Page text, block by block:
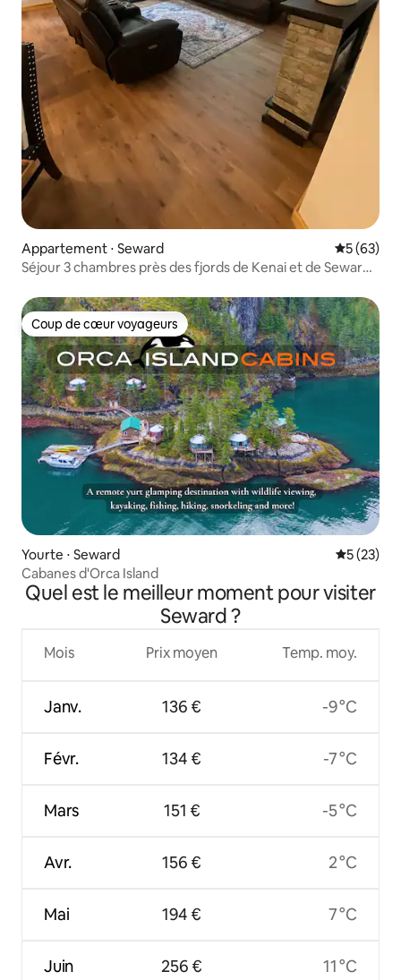
Appartement ⋅ Seward
5 (63)
Séjour 3 chambres près des fjords de Kenai et de Seward
Coup de cœur voyageurs
Coup de cœur voyageurs
Yourte ⋅ Seward
5 (23)
Cabanes d'Orca Island
Quel est le meilleur moment pour visiter
Seward ?
Mois
Janv.
Févr.
Mars
Avr.
Mai
Juin
Prix moyen
136 €
134 €
151 €
156 €
194 €
256 €
Temp. moy.
-9 °C
-7 °C
-5 °C
2 °C
7 °C
11 °C